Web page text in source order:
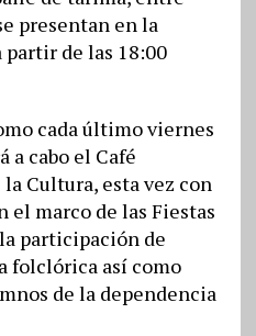
presentan en la
de las 18:00
cada último viernes
a cabo el Café
Cultura, esta vez con
el marco de las Fiestas
participación de
folclórica así como
de la dependencia